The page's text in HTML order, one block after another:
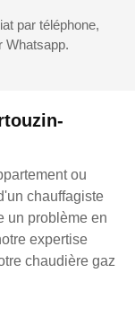
ou
chauffagiste
un problème en
expertise
chaudière gaz
par téléphone,
Whatsapp.